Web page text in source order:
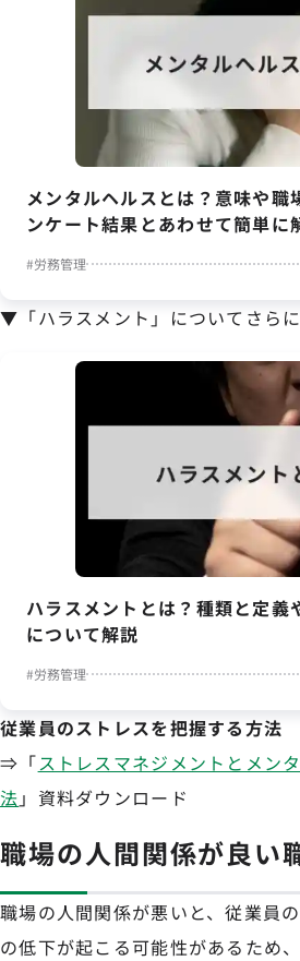
メンタルヘルスとは？意味や職
ンケート結果とあわせて簡単に
#労務管理
▼「ハラスメント」についてさら
ハラスメントとは？種類と定義
について解説
#労務管理
従業員のストレスを把握する方法
⇒「ストレスマネジメントとメン
法 」資料ダウンロード
職場の人間関係が良い
職場の人間関係が悪いと、従業員
の低下が起こる可能性があるため